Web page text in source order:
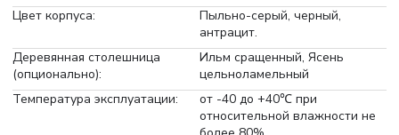
Цвет корпуса:
Пыльно-серый, черный,
антрацит.
Деревянная столешница
(опционально):
Ильм сращенный, Ясень
цельноламельный
Температура эксплуатации:
от -40 до +40℃ при
относительной влажности не